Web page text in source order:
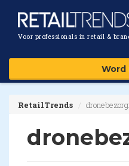
Voor professionals in retail &
Word
RetailTrends